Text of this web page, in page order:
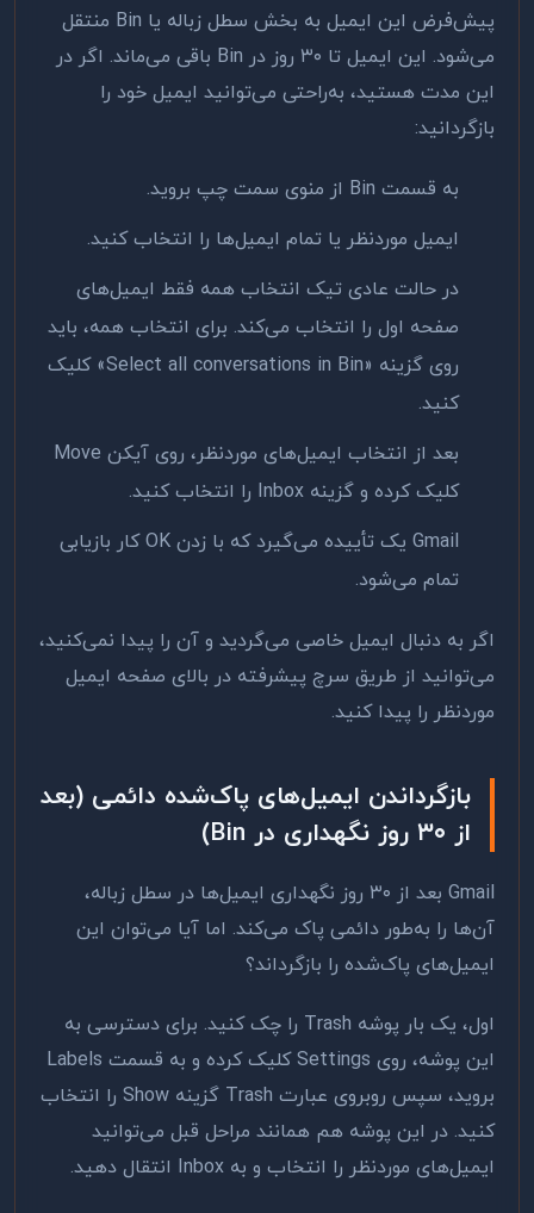
پیش‌فرض این ایمیل به بخش سطل زباله یا Bin منتقل
می‌شود. این ایمیل تا ۳۰ روز در Bin باقی می‌ماند. اگر در
این مدت هستید، به‌راحتی می‌توانید ایمیل خود را
بازگردانید:
به قسمت Bin از منوی سمت چپ بروید.
ایمیل موردنظر یا تمام ایمیل‌ها را انتخاب کنید.
در حالت عادی تیک انتخاب همه فقط ایمیل‌های
صفحه اول را انتخاب می‌کند. برای انتخاب همه، باید
روی گزینه «Select all conversations in Bin» کلیک
کنید.
بعد از انتخاب ایمیل‌های موردنظر، روی آیکن Move
کلیک کرده و گزینه Inbox را انتخاب کنید.
Gmail یک تأییده می‌گیرد که با زدن OK کار بازیابی
تمام می‌شود.
اگر به دنبال ایمیل خاصی می‌گردید و آن را پیدا نمی‌کنید،
می‌توانید از طریق سرچ پیشرفته در بالای صفحه ایمیل
موردنظر را پیدا کنید.
بازگرداندن ایمیل‌های پاک‌شده دائمی (بعد
از ۳۰ روز نگهداری در Bin)
Gmail بعد از ۳۰ روز نگهداری ایمیل‌ها در سطل زباله،
آن‌ها را به‌طور دائمی پاک می‌کند. اما آیا می‌توان این
ایمیل‌های پاک‌شده را بازگرداند؟
اول، یک بار پوشه Trash را چک کنید. برای دسترسی به
این پوشه، روی Settings کلیک کرده و به قسمت Labels
بروید، سپس روبروی عبارت Trash گزینه Show را انتخاب
کنید. در این پوشه هم همانند مراحل قبل می‌توانید
ایمیل‌های موردنظر را انتخاب و به Inbox انتقال دهید.